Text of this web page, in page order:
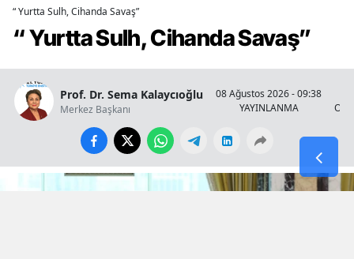
“ Yurtta Sulh, Cihanda Savaş”
“ Yurtta Sulh, Cihanda Savaş”
Prof. Dr. Sema Kalaycıoğlu
Merkez Başkanı
08 Ağustos 2026 - 09:38
YAYINLANMA